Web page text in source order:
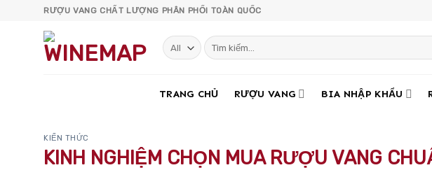
RƯỢU VANG CHẤT LƯỢNG PHÂN PHỐI TOÀN QUỐC
Tìm
kiếm:
TRANG CHỦ RƯỢU VANG BIA NHẬP KHẨU
KIẾN THỨC
KINH NGHIỆM CHỌN MUA RƯỢU VANG